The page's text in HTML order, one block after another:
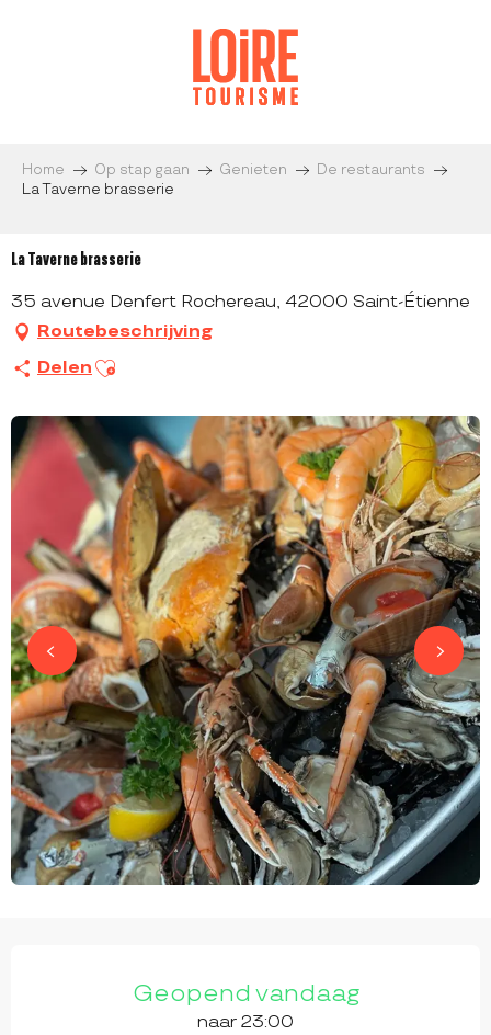
Home Op stap gaan Genieten
De restaurants
La Taverne brasserie
La Taverne brasserie
35 avenue Denfert Rochereau, 42000 Saint-Étienne
Routebeschrijving
Delen Ajouter aux favoris
Geopend vandaag
naar 23:00